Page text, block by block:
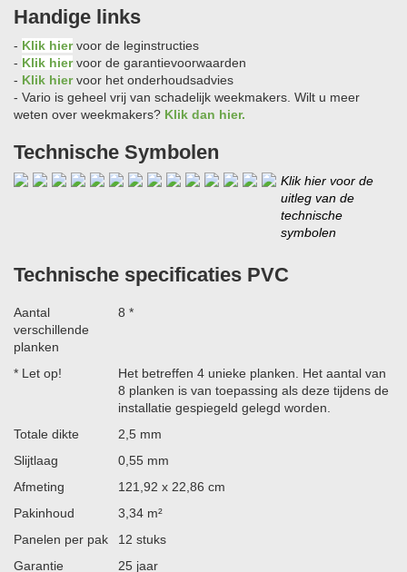
Handige links
- Klik hiervoor de leginstructies
- Klik hiervoor de garantievoorwaarden
- Klik hier voor het onderhoudsadvies
- Vario is geheel vrij van schadelijk weekmakers. Wilt u meer
weten over weekmakers? Klik dan hier.
Technische Symbolen
Klik hier voor de
uitleg van de
technische
symbolen
Technische specificaties PVC
Aantal
verschillende
planken
8 *
* Let op!
Het betreffen 4 unieke planken. Het aantal van
8 planken is van toepassing als deze tijdens de
installatie gespiegeld gelegd worden.
Totale dikte
2,5 mm
Slijtlaag
0,55 mm
Afmeting
121,92 x 22,86 cm
Pakinhoud
3,34 m²
Panelen per pak
12 stuks
Garantie
25 jaar